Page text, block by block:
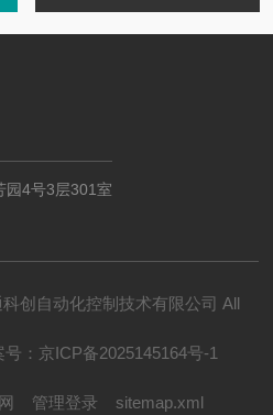
园4号3层301室
创自动化控制技术有限公司 All
： 京ICP备2025145164号-1
管理登录 sitemap.xml